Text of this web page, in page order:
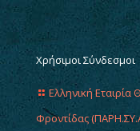
Χρήσιμοι Σύνδεσμοι
Ελληνική
Φροντίδας